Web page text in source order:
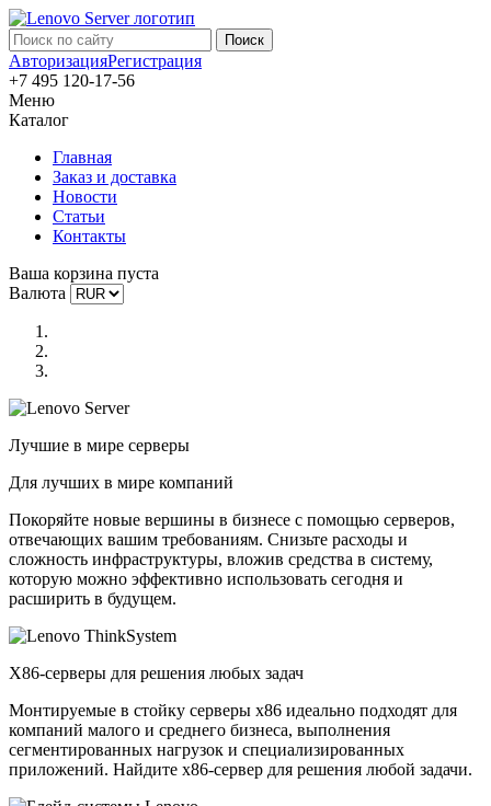
АвторизацияРегистрация
+7 495 120-17-56
Меню
Каталог
Главная
Заказ и доставка
Новости
Статьи
Контакты
Ваша корзина пуста
Валюта
Лучшие в мире серверы
Для лучших в мире компаний
Покоряйте новые вершины в бизнесе с помощью серверов,
отвечающих вашим требованиям. Снизьте расходы и
сложность инфраструктуры, вложив средства в систему,
которую можно эффективно использовать сегодня и
расширить в будущем.
X86-серверы для решения любых задач
Монтируемые в стойку серверы x86 идеально подходят для
компаний малого и среднего бизнеса, выполнения
сегментированных нагрузок и специализированных
приложений. Найдите x86-сервер для решения любой задачи.